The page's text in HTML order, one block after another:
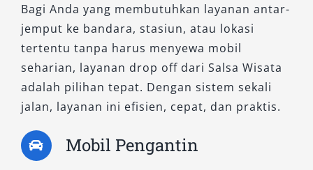
4. Periksa Kondisi Kendaraan
Secara Menyeluruh
Sebelum menggunakan layanan rental mobil
Jombang terdekat, pastikan mobil dalam
rem, ban, AC, dan kelengkapan dokumen
kendaraan untuk menghindari kendala selama
Bagi Anda yang membutuhkan layanan antar-
jemput ke bandara, stasiun, atau lokasi
tertentu tanpa harus menyewa mobil
seharian, layanan drop off dari Salsa Wisata
adalah pilihan tepat. Dengan sistem sekali
jalan, layanan ini efisien, cepat, dan praktis.
Mobil Pengantin